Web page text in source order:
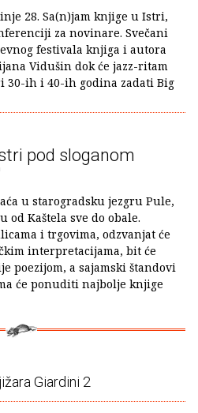
28. Sa(n)jam knjige u Istri,
za novinare. Svečani
festivala knjiga i autora
Vidušin dok će jazz-ritam
ih i 40-ih godina zadati Big
pod sloganom
u starogradsku jezgru Pule,
Kaštela sve do obale.
i trgovima, odzvanjat će
interpretacijama, bit će
poezijom, a sajamski štandovi
će ponuditi najbolje knjige
Giardini 2